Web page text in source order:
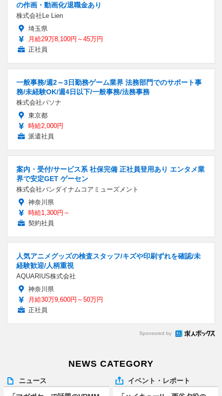
の作画・動画化/退職金あり
株式会社Le Lien
埼玉県
月給29万8,100円～45万円
正社員
一般事務/週2～3日勤務ゲーム業界 法務部門でのサポート事
務/未経験OK/週4日以下/一般事務/法務事務
株式会社パソナ
東京都
時給2,000円
派遣社員
案内・受付/サービス系 社保完備 正社員登用あり エンタメ業
界で安定GET ゲーセン
株式会社バンダイナムコアミューズメント
神奈川県
時給1,300円～
契約社員
人気アニメグッズの検査スタッフ/キズや印刷ずれを確認/未
経験歓迎/人柄重視
AQUARIUS株式会社
神奈川県
月給30万9,600円～50万円
正社員
Sponsored by
NEWS CATEGORY
ニュース イベント・レポート